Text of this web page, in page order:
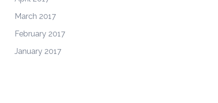
March 2017
February 2017
January 2017